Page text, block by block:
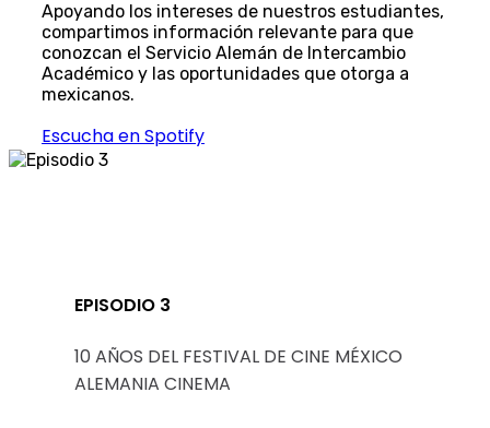
Apoyando los intereses de nuestros estudiantes,
compartimos información relevante para que
conozcan el Servicio Alemán de Intercambio
Académico y las oportunidades que otorga a
mexicanos.
Escucha en Spotify
EPISODIO 3
10 AÑOS DEL FESTIVAL DE CINE MÉXICO
ALEMANIA CINEMA